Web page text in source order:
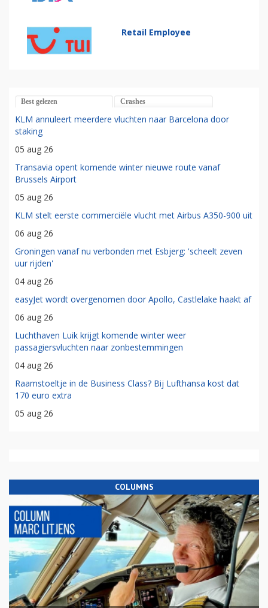
Retail Employee
Best gelezen Crashes
KLM annuleert meerdere vluchten naar Barcelona door
staking
05 aug 26
Transavia opent komende winter nieuwe route vanaf
Brussels Airport
05 aug 26
KLM stelt eerste commerciële vlucht met Airbus A350-900 uit
06 aug 26
Groningen vanaf nu verbonden met Esbjerg: 'scheelt zeven
uur rijden'
04 aug 26
easyJet wordt overgenomen door Apollo, Castlelake haakt af
06 aug 26
Luchthaven Luik krijgt komende winter weer
passagiersvluchten naar zonbestemmingen
04 aug 26
Raamstoeltje in de Business Class? Bij Lufthansa kost dat
170 euro extra
05 aug 26
COLUMNS